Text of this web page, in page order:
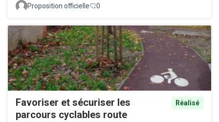
Proposition officielle 0
Favoriser et sécuriser les
parcours cyclables route
Réalisé